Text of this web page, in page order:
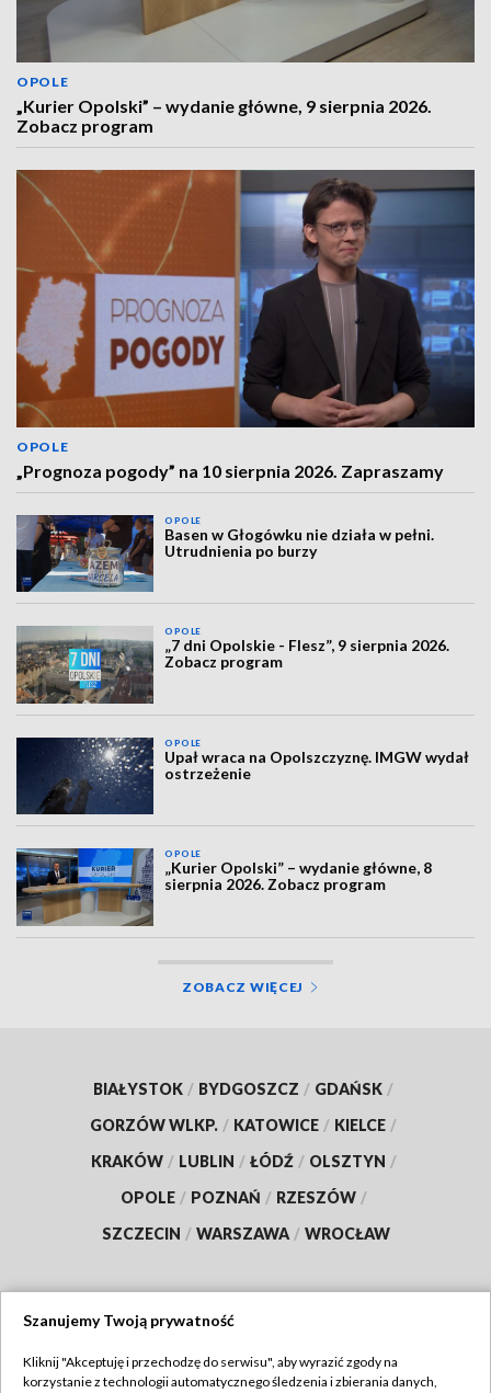
OPOLE
„Kurier Opolski” – wydanie główne, 9 sierpnia 2026.
Zobacz program
OPOLE
„Prognoza pogody” na 10 sierpnia 2026. Zapraszamy
OPOLE
Basen w Głogówku nie działa w pełni.
Utrudnienia po burzy
OPOLE
„7 dni Opolskie - Flesz”, 9 sierpnia 2026.
Zobacz program
OPOLE
Upał wraca na Opolszczyznę. IMGW wydał
ostrzeżenie
OPOLE
„Kurier Opolski” – wydanie główne, 8
sierpnia 2026. Zobacz program
ZOBACZ WIĘCEJ
BIAŁYSTOK / BYDGOSZCZ / GDAŃSK /
GORZÓW WLKP. / KATOWICE / KIELCE /
KRAKÓW / LUBLIN / ŁÓDŹ / OLSZTYN /
OPOLE / POZNAŃ / RZESZÓW /
SZCZECIN / WARSZAWA / WROCŁAW
TVP
Szanujemy Twoją prywatność
Kliknij "Akceptuję i przechodzę do serwisu", aby wyrazić zgody na
korzystanie z technologii automatycznego śledzenia i zbierania danych,